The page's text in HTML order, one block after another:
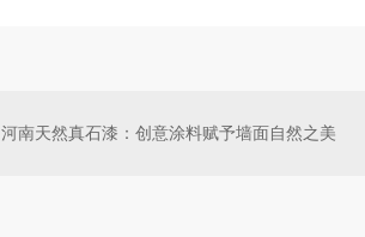
河南天然真石漆：创意涂料赋予墙面自然之美